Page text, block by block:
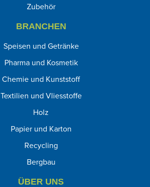
Zubehör
BRANCHEN
Speisen und Getränke
Pharma und Kosmetik
Chemie und Kunststoff
Textilien und Vliesstoffe
Holz
Papier und Karton
Recycling
Bergbau
ÜBER UNS